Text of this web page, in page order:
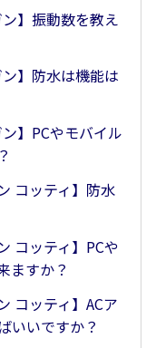
ン】振動数を教え
ン】防水は機能は
】PCやモバイル
コッティ】防水
コッティ】PCや
ますか？
コッティ】ACア
いいですか？